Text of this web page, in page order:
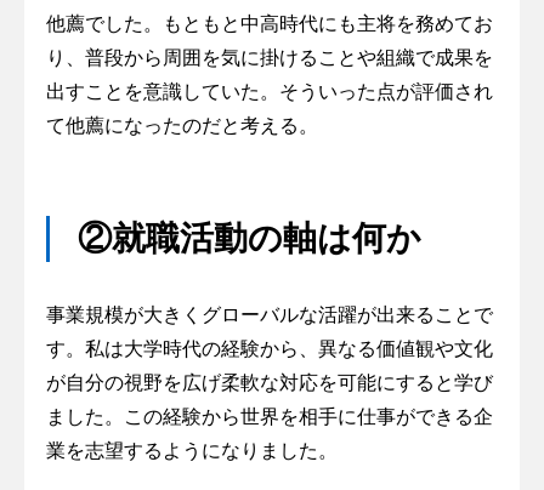
他薦でした。もともと中高時代にも主将を務めてお
り、普段から周囲を気に掛けることや組織で成果を
出すことを意識していた。そういった点が評価され
て他薦になったのだと考える。
②就職活動の軸は何か
事業規模が大きくグローバルな活躍が出来ることで
す。私は大学時代の経験から、異なる価値観や文化
が自分の視野を広げ柔軟な対応を可能にすると学び
ました。この経験から世界を相手に仕事ができる企
業を志望するようになりました。